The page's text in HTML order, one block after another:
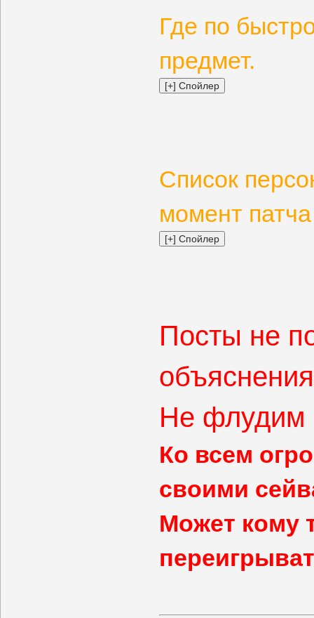
Где по
предмет.
Список
момент
Посты не
Не флудим
Ко всем
своими
Может кому